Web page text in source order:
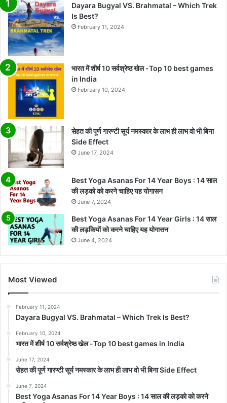
Dayara Bugyal VS. Brahmatal – Which Trek
Is Best?
February 11, 2024
भारत में शीर्ष 10 सर्वश्रेष्ठ खेल -Top 10 best games
in India
February 10, 2024
सेहत की पूर्ण गारण्टी सूर्य नमस्कार के लाभ ही लाभ वो भी बिना
Side Effect
June 17, 2024
Best Yoga Asanas For 14 Year Boys : 14 साल
की लड़को को करने चाहिए यह योगासन
June 7, 2024
Best Yoga Asanas For 14 Year Girls : 14 साल
की लड़कियों को करने चाहिए यह योगासन
June 4, 2024
Most Viewed
February 11, 2024
Dayara Bugyal VS. Brahmatal – Which Trek Is Best?
February 10, 2024
भारत में शीर्ष 10 सर्वश्रेष्ठ खेल -Top 10 best games in India
June 17, 2024
सेहत की पूर्ण गारण्टी सूर्य नमस्कार के लाभ ही लाभ वो भी बिना Side Effect
June 7, 2024
Best Yoga Asanas For 14 Year Boys : 14 साल की लड़को को करने